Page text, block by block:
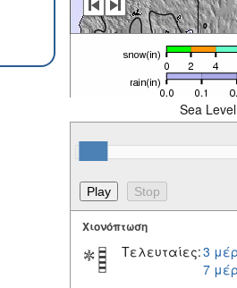
Sea
Χιονόπτωση
Τελευταίες:3
7